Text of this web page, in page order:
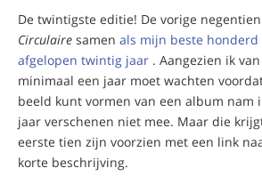
De twintigste editie! De vorige
Circulaire samen als mijn beste honderd
afgelopen twintig jaar . Aangezien ik
minimaal een jaar moet wachten
beeld kunt vormen van een album nam
jaar verschenen niet mee. Maar die
eerste tien zijn voorzien met een link
korte beschrijving.